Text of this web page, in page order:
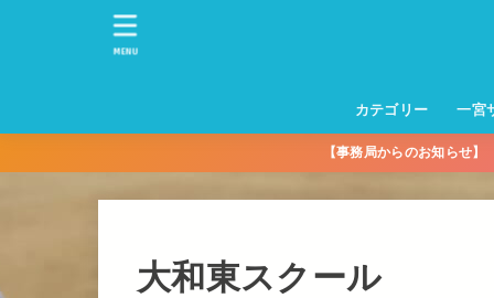
カテゴリー
一宮サッカースクー
トレーニングセンタ
一宮FA
一宮FC
一宮ＦＣレディース
一宮サッカースクー
中学生練習
一宮ＦＣＪＹ【中学
一宮ＦＣＪYレディー
女子】
幼児トレセン【年長
少】
パパさんママさん
親子の部
社会人の部
コルボス 【シニア】
フットサル
コルボスリーグ
グレイセス
一宮
MENU
【事務局からのお知らせ
大和東スクール